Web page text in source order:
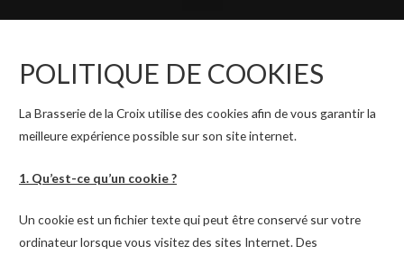
POLITIQUE DE COOKIES
La Brasserie de la Croix utilise des cookies afin de vous garantir la
meilleure expérience possible sur son site internet.
1. Qu’est-ce qu’un cookie ?
Un cookie est un fichier texte qui peut être conservé sur votre
ordinateur lorsque vous visitez des sites Internet. Des